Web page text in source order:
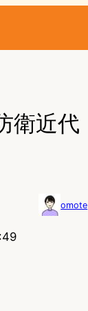
衛近代
omote